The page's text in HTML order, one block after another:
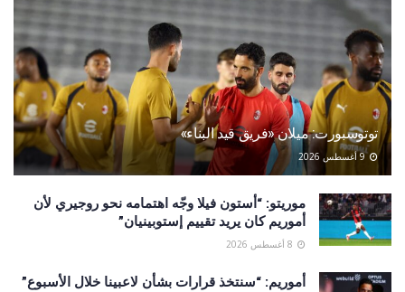
توتوسبورت: ميلان «فريق قيد البناء»
9 أغسطس 2026
موريتو: “أستون فيلا وجّه اهتمامه نحو روجيري لأن
أموريم كان يريد تقييم إستوبينيان”
أموريم: “سنتخذ قرارات بشأن لاعبينا خلال الأسبوع”